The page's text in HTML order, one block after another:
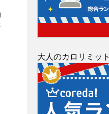
大人のカロリミット